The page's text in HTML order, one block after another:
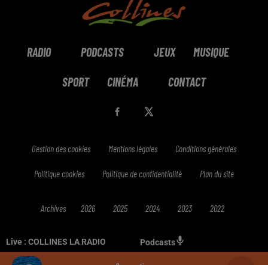
Live : COLLINES LA RADIO Podcasts
RADIO PODCASTS JEUX MUSIQUE
SPORT CINÉMA CONTACT
Gestion des cookies Mentions légales Conditions générales
Politique cookies Politique de confidentialité Plan du site
Archives 2026 2025 2024 2023 2022